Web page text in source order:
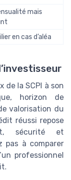
mais
en cas d’aléa
de la SCPI à son
horizon de
valorisation du
réussi repose
sécurité et
pas à comparer
professionnel